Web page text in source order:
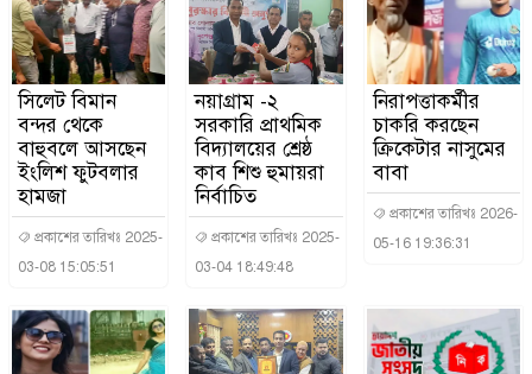
সিলেট বিমান
বন্দর থেকে
বাহুবলে আসছেন
ইংলিশ ফুটবলার
হামজা
প্রকাশের তারিখঃ 2025-
03-08 15:05:51
নয়াগ্রাম -২
সরকারি প্রাথমিক
বিদ্যালয়ের শ্রেষ্ঠ
কাব শিশু হুমায়রা
নির্বাচিত
প্রকাশের তারিখঃ 2025-
03-04 18:49:48
নিরাপত্তাকর্মীর
চাকরি করছেন
ক্রিকেটার নাসুমের
বাবা
প্রকাশের তারিখঃ 2026-
05-16 19:36:31